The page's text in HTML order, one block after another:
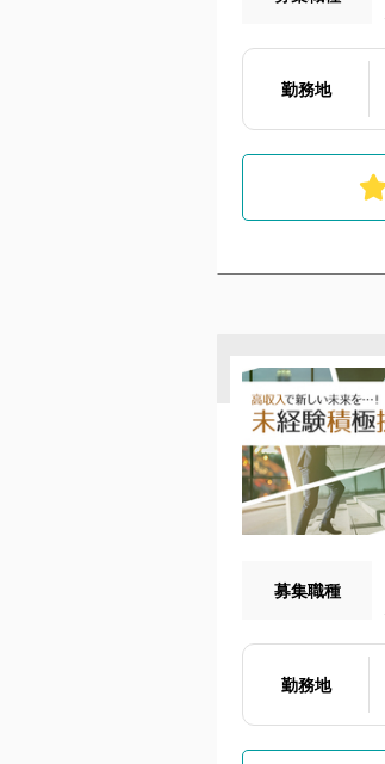
勤務地
募集職種
勤務地